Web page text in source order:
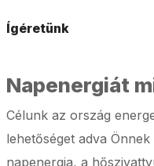
Ígéretünk
Napenergiát
Célunk az ország
lehetőséget adva
napenergia, a